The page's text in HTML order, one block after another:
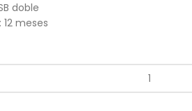
doble
: 12 meses